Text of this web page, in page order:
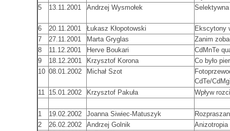
5
13.11.2001 Andrzej Wysmołek
6 20.11.2001 Łukasz Kłopotowski
Ekscytony
7
27.11.2001 Marta Gryglas
Zanim
8
11.12.2001 Herve Boukari
CdMnTe
9
18.12.2001 Krzysztof Korona
Co było
10 08.01.2002 Michał Szot
CdTe/
11 15.01.2002 Krzysztof Pakuła Wpływ
1 19.02.2002 Joanna Siwiec-Matuszyk
2
26.02.2002 Andrzej Golnik
Anizotropia